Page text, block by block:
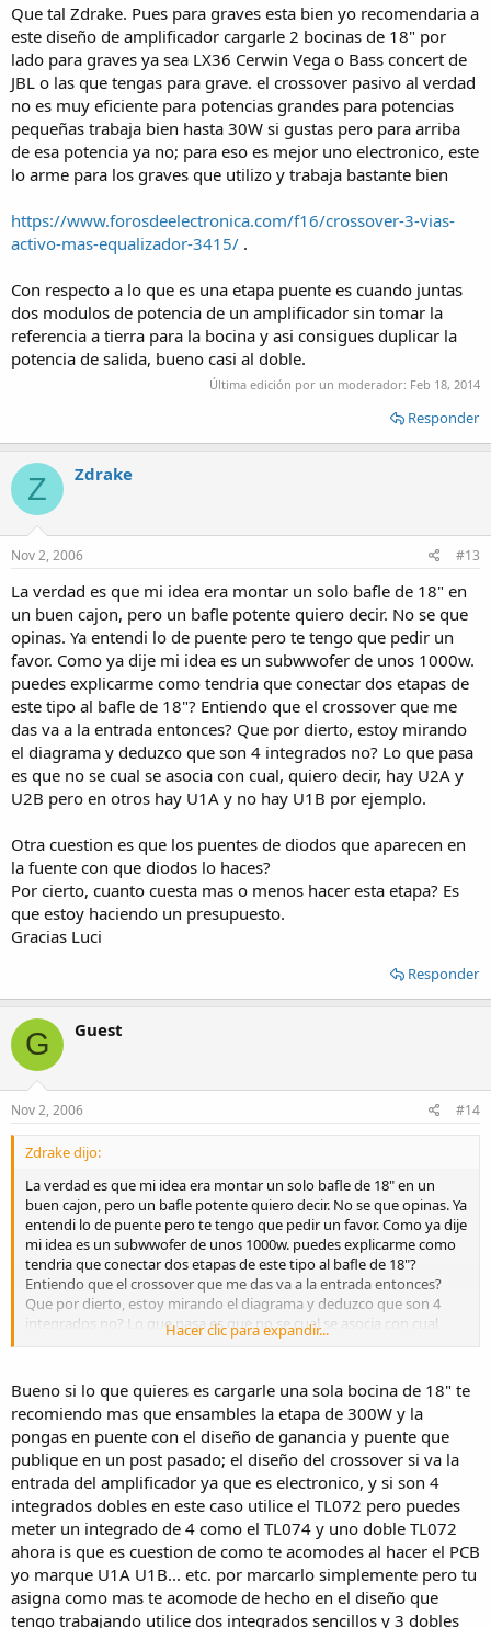
Que tal Zdrake. Pues para graves esta bien yo recomendaria a
este diseño de amplificador cargarle 2 bocinas de 18" por
lado para graves ya sea LX36 Cerwin Vega o Bass concert de
JBL o las que tengas para grave. el crossover pasivo al verdad
no es muy eficiente para potencias grandes para potencias
pequeñas trabaja bien hasta 30W si gustas pero para arriba
de esa potencia ya no; para eso es mejor uno electronico, este
lo arme para los graves que utilizo y trabaja bastante bien
https://www.forosdeelectronica.com/f16/crossover-3-vias-
activo-mas-equalizador-3415/ .
Con respecto a lo que es una etapa puente es cuando juntas
dos modulos de potencia de un amplificador sin tomar la
referencia a tierra para la bocina y asi consigues duplicar la
potencia de salida, bueno casi al doble.
Última edición por un moderador: Feb 18, 2014
Responder
Z Zdrake
Nov 2, 2006 #13
La verdad es que mi idea era montar un solo bafle de 18" en
un buen cajon, pero un bafle potente quiero decir. No se que
opinas. Ya entendi lo de puente pero te tengo que pedir un
favor. Como ya dije mi idea es un subwwofer de unos 1000w.
puedes explicarme como tendria que conectar dos etapas de
este tipo al bafle de 18"? Entiendo que el crossover que me
das va a la entrada entonces? Que por dierto, estoy mirando
el diagrama y deduzco que son 4 integrados no? Lo que pasa
es que no se cual se asocia con cual, quiero decir, hay U2A y
U2B pero en otros hay U1A y no hay U1B por ejemplo.
Otra cuestion es que los puentes de diodos que aparecen en
la fuente con que diodos lo haces?
Por cierto, cuanto cuesta mas o menos hacer esta etapa? Es
que estoy haciendo un presupuesto.
Gracias Luci
Responder
G Guest
Nov 2, 2006 #14
Zdrake dijo:
La verdad es que mi idea era montar un solo bafle de 18" en un
buen cajon, pero un bafle potente quiero decir. No se que opinas. Ya
entendi lo de puente pero te tengo que pedir un favor. Como ya dije
mi idea es un subwwofer de unos 1000w. puedes explicarme como
tendria que conectar dos etapas de este tipo al bafle de 18"?
Entiendo que el crossover que me das va a la entrada entonces?
Que por dierto, estoy mirando el diagrama y deduzco que son 4
integrados no? Lo que pasa es que no se cual se asocia con cual,
quiero decir, hay U2A y U2B pero en otros hay U1A y no hay U1B
Otra cuestion es que los puentes de diodos que aparecen en la
fuente con que diodos lo haces?
Por cierto, cuanto cuesta mas o menos hacer esta etapa? Es que
estoy haciendo un presupuesto.
Gracias Luci
Hacer clic para expandir...
Bueno si lo que quieres es cargarle una sola bocina de 18" te
recomiendo mas que ensambles la etapa de 300W y la
pongas en puente con el diseño de ganancia y puente que
publique en un post pasado; el diseño del crossover si va la
entrada del amplificador ya que es electronico, y si son 4
integrados dobles en este caso utilice el TL072 pero puedes
meter un integrado de 4 como el TL074 y uno doble TL072
ahora is que es cuestion de como te acomodes al hacer el PCB
yo marque U1A U1B... etc. por marcarlo simplemente pero tu
asigna como mas te acomode de hecho en el diseño que
tengo trabajando utilice dos integrados sencillos y 3 dobles